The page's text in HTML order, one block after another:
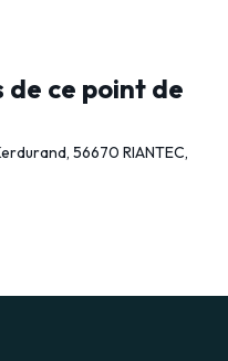
ce point de
56670 RIANTEC,